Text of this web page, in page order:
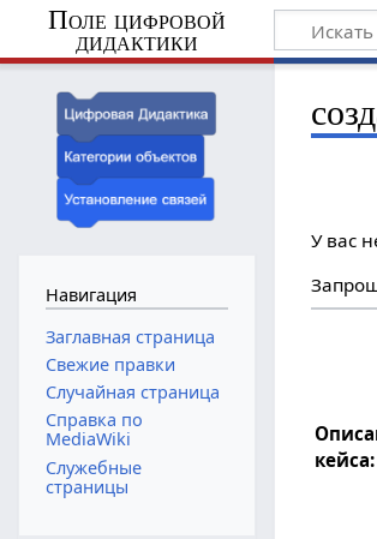
Поле цифровой
дидактики
У вас
кейса:
Навигация
Заглавная страница
Свежие правки
Случайная страница
Справка по
MediaWiki
Служебные
страницы